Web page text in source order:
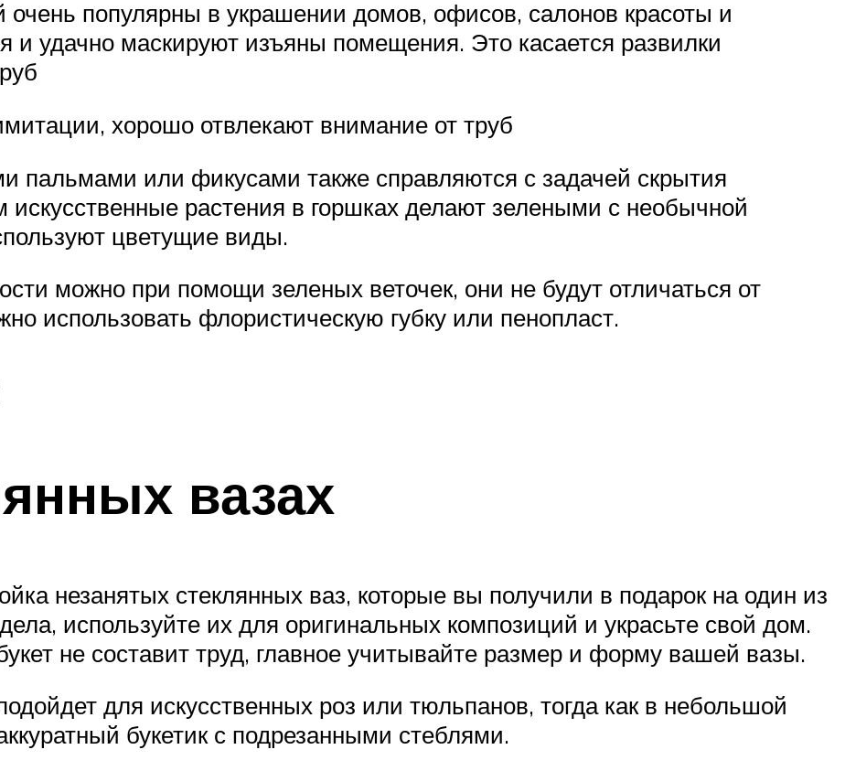
популярны в украшении домов, офисов, салонов красоты и
и удачно маскируют изъяны помещения. Это касается развилки
хорошо отвлекают внимание от труб
пальмами или фикусами также справляются с задачей скрытия
искусственные растения в горшках делают зелеными с необычной
цветущие виды.
можно при помощи зеленых веточек, они не будут отличаться от
использовать флористическую губку или пенопласт.
вазах
незанятых стеклянных ваз, которые вы получили в подарок на один из
используйте их для оригинальных композиций и украсьте свой дом.
не составит труд, главное учитывайте размер и форму вашей вазы.
для искусственных роз или тюльпанов, тогда как в небольшой
букетик с подрезанными стеблями.